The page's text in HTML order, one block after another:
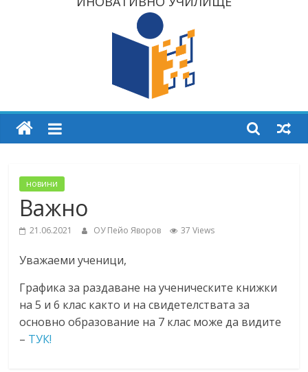
новини
Важно
21.06.2021 ОУ Пейо Яворов 37 Views
Уважаеми ученици,
Графика за раздаване на ученическите книжки
на 5 и 6 клас както и на свидетелствата за
основно образование на 7 клас може да видите
– ТУК!